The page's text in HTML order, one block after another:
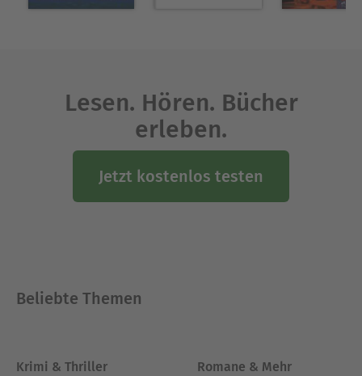
Lesen. Hören. Bücher
erleben.
Jetzt kostenlos testen
Beliebte Themen
Krimi & Thriller Romane & Mehr